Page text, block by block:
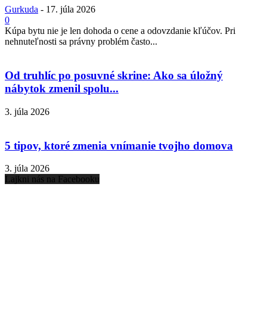
Gurkuda - 17. júla 2026
0
Kúpa bytu nie je len dohoda o cene a odovzdanie kľúčov. Pri
nehnuteľnosti sa právny problém často...
Od truhlíc po posuvné skrine: Ako sa úložný
nábytok zmenil spolu...
3. júla 2026
5 tipov, ktoré zmenia vnímanie tvojho domova
3. júla 2026
Lajkni nás na Facebooku